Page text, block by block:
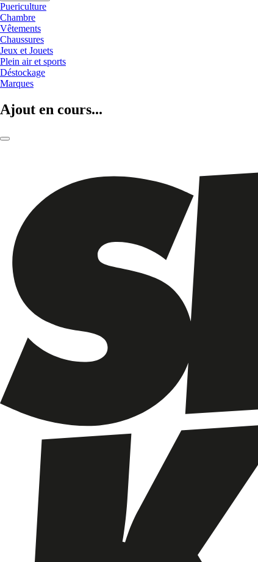
Puericulture
Chambre
Vêtements
Chaussures
Jeux et Jouets
Plein air et sports
Déstockage
Marques
Ajout en cours...